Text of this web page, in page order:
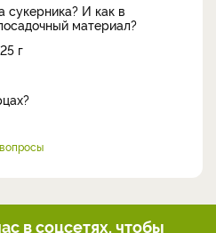
сукерника? И как в
материал?
г
в соцсетях, чтобы